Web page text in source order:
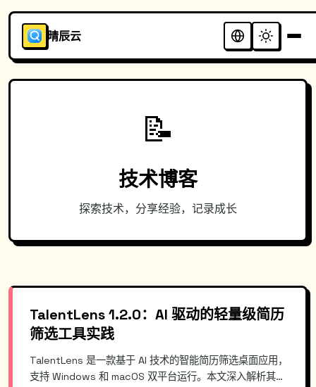
晴辰云
📝
技术博客
探索技术，分享经验，记录成长
TalentLens 1.2.0：AI 驱动的轻量级简历
筛选工具实践
TalentLens 是一款基于 AI 技术的智能简历筛选桌面应用，
支持 Windows 和 macOS 双平台运行。本文深入解析其技